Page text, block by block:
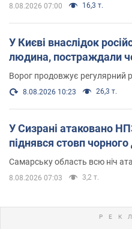
8.08.2026 07:00 16,3 т.
У Києві внаслідок
людина, постраждали
Ворог продовжує регулярний
8.08.2026 10:23 26,3 т.
У Сизрані атаковано
піднявся стовп
Самарську область всю ніч
8.08.2026 07:03 3,2 т.